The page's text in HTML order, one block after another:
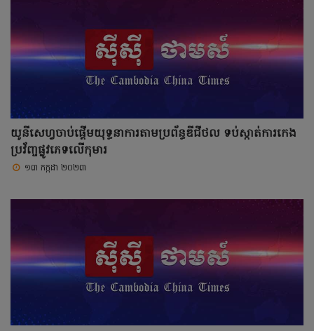
យូនីសេហ្វចាប់ផ្តើមយុទ្ធនាការតាមប្រព័ន្ធឌីជីថល ទប់ស្កាត់ការកេង
ប្រវ័ញ្ចផ្លូវភេទលើកុមារ
១៣ កក្កដា ២០២៣